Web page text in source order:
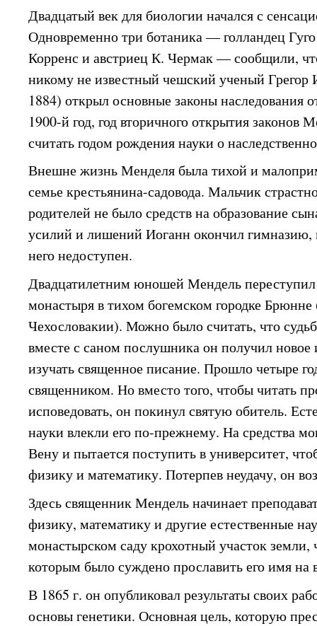
Двадцатый век для биологии начался с
Одновременно три ботаника — голландец
Корренс и австриец К. Чермак — сообщили,
никому не известный чешский ученый
1884) открыл основные законы наследования
1900-й год, год вторичного открытия законов
считать годом рождения науки о
Внешне жизнь Менделя была тихой и
семье крестьянина-садовода. Мальчик
родителей не было средств на образование
усилий и лишений Иоганн окончил гимназию,
него недоступен.
Двадцатилетним юношей Мендель переступил
монастыря в тихом богемском городке Брюнне
Чехословакии). Можно было считать, что
вместе с саном послушника он получил
изучать священное писание. Прошло четыре
священником. Но вместо того, чтобы читать
исповедовать, он покинул святую обитель.
науки влекли его по-прежнему. На средства
Вену и пытается поступить в университет,
физику и математику. Потерпев неудачу, он
Здесь священник Мендель начинает
физику, математику и другие естественные
монастырском саду крохотный участок
которым было суждено прославить его имя на
В 1865 г. он опубликовал результаты своих
основы генетики. Основная цель, которую